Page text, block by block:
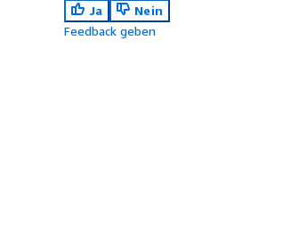
Ja
Nein
Feedback geben